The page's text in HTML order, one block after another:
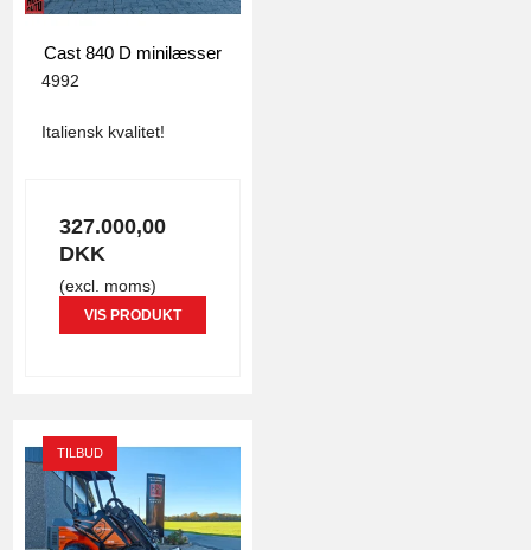
Cast 840 D minilæsser
4992
Italiensk kvalitet!
327.000,00
DKK
(excl. moms)
VIS PRODUKT
TILBUD